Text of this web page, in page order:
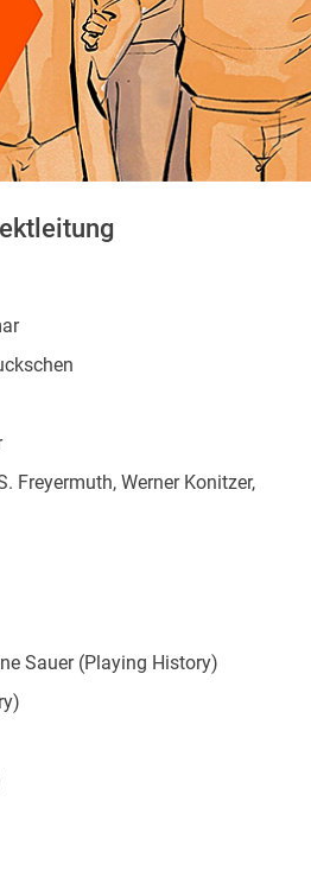
Freyermuth, Werner Konitzer,
Sauer (Playing History)